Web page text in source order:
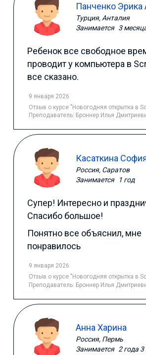
Панченко Эрика
Турция, Анталия
Занимается 3
Ребенок все свободное
проводит у компьютера в
все сказано.
9 января 2026
Отзыв о курсе "Новогодняя открытка в
Преподаватель: Броннер Илья
Касаткина
Россия, Саратов
Занимается
1 год
Супер! Интересно и
Спасибо большое!
Понятно все объяснил, мне
понравилось
9 января 2026
Отзыв о курсе "Новогодняя открытка в
Преподаватель: Броннер Илья
Анна Харина
Россия, Пермь
Занимается 2 года